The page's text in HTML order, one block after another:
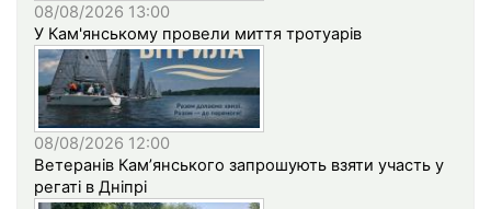
08/08/2026 13:00
У Кам'янському провели миття тротуарів
08/08/2026 12:00
Ветеранів Кам’янського запрошують взяти участь у
регаті в Дніпрі